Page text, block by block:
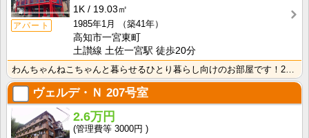
アパート
1K
19.03㎡
1985年1月
（築41年）
高知市一宮東町
土讃線 土佐一宮駅 徒歩20分
ヴェルデ・Ｎ 207号室
2.6万円
3000円